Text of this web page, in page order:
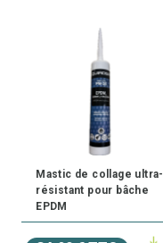
Mastic de collage ultra-
résistant pour bâche
EPDM